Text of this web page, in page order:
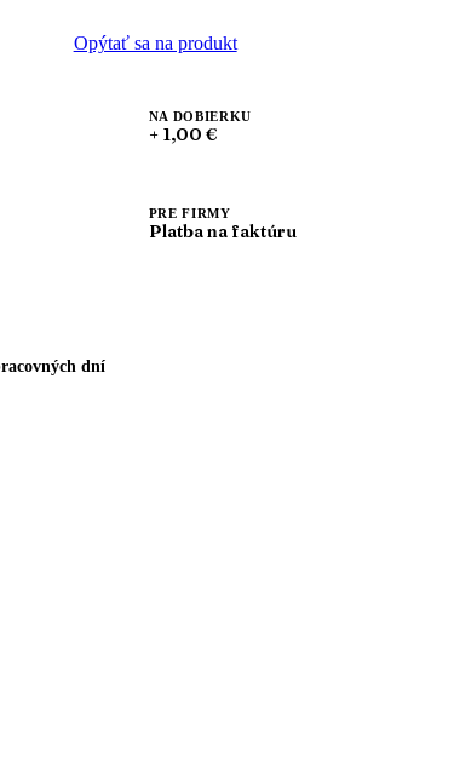
Opýtať sa na produkt
NA DOBIERKU
+ 1,00 €
PRE FIRMY
Platba na faktúru
dní